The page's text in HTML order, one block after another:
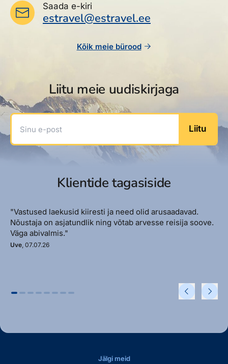
Saada e-kiri
estravel@estravel.ee
Kõik meie bürood
Liitu meie uudiskirjaga
Sinu e-post
Liitu
Klientide tagasiside
"Vastused laekusid kiiresti ja need olid arusaadavad.
Nõustaja on asjatundlik ning võtab arvesse reisija soove.
Väga abivalmis."
Uve , 07.07.26
Jälgi meid